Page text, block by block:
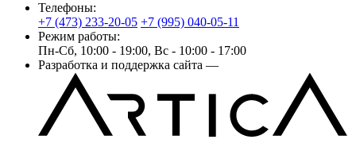
Телефоны:
+7 (473) 233-20-05 +7 (995) 040-05-11
Режим работы:
Пн-Сб, 10:00 - 19:00, Вс - 10:00 - 17:00
Разработка и поддержка сайта —